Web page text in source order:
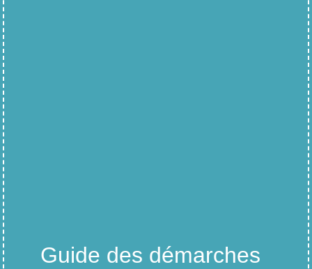
Guide des démarches